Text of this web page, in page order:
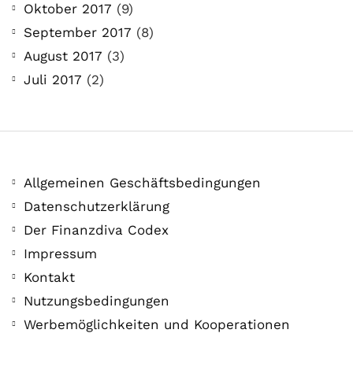
Oktober 2017 (9)
September 2017 (8)
August 2017 (3)
Juli 2017 (2)
Allgemeinen Geschäftsbedingungen
Datenschutzerklärung
Der Finanzdiva Codex
Impressum
Kontakt
Nutzungsbedingungen
Werbemöglichkeiten und Kooperationen